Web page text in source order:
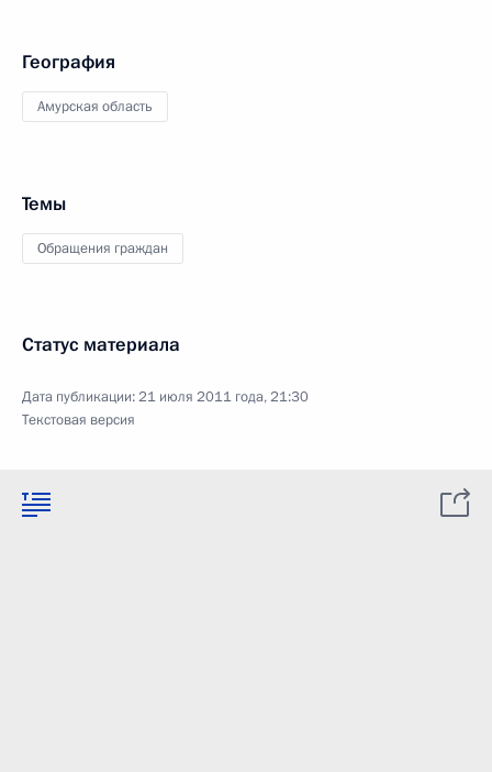
География
Амурская область
Темы
Обращения граждан
Статус материала
Дата публикации:21 июля 2011 года, 21:30
Текстовая версия